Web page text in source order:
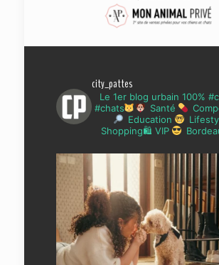
city_pattes
Le 1er blog urbain 100%
#chats
Santé
Education
Shopping🛍 VIP